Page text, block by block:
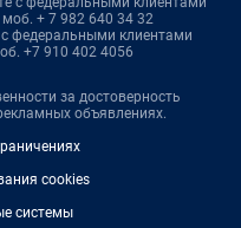
моб. + 7 982 640 34 32
федеральными клиентами
+7 910 402 4056
за достоверность
объявлениях.
cookies
системы